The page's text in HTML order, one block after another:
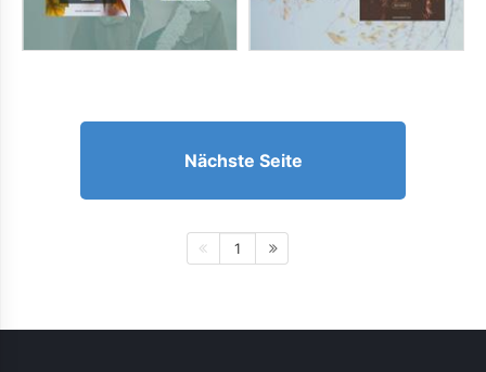
Nächste Seite
1